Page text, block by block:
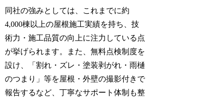
同社の強みとしては、これまでに約
4,000棟以上の屋根施工実績を持ち、技
術力・施工品質の向上に注力している点
が挙げられます。また、無料点検制度を
設け、「割れ・ズレ・塗装剥がれ・雨樋
のつまり」等を屋根・外壁の撮影付きで
報告するなど、丁寧なサポート体制も整